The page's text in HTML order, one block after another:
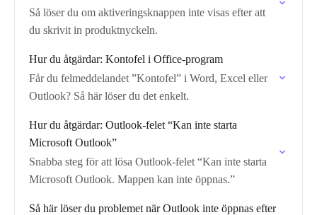
Så löser du om aktiveringsknappen inte visas efter att
du skrivit in produktnyckeln.
Hur du åtgärdar: Konto­fel i Office-program
Får du felmeddelandet ”Konto­fel” i Word, Excel eller
Outlook? Så här löser du det enkelt.
Hur du åtgärdar: Outlook-felet “Kan inte starta
Microsoft Outlook”
Snabba steg för att lösa Outlook-felet “Kan inte starta
Microsoft Outlook. Mappen kan inte öppnas.”
Så här löser du problemet när Outlook inte öppnas efter